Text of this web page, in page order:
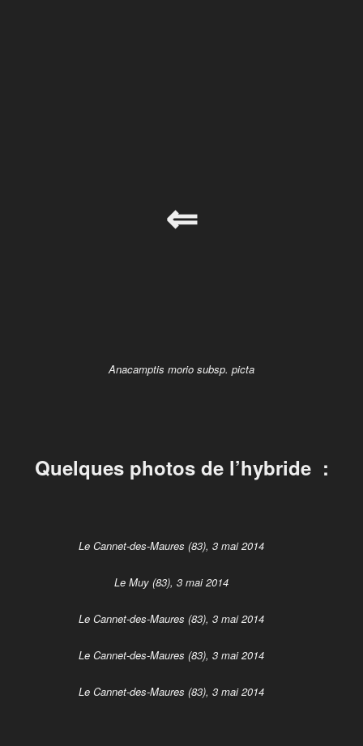
⇐
Anacamptis morio subsp. picta
Quelques photos de l’hybride :
Le Cannet-des-Maures (83), 3 mai 2014
Le Muy (83), 3 mai 2014
Le Cannet-des-Maures (83), 3 mai 2014
Le Cannet-des-Maures (83), 3 mai 2014
Le Cannet-des-Maures (83), 3 mai 2014